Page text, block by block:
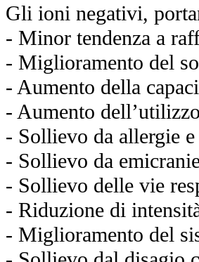
Gli ioni negativi,
- Minor tendenza a
- Miglioramento del
- Aumento della
- Aumento
- Sollievo da allergie
- Sollievo da
- Sollievo delle vie
- Riduzione di
- Miglioramento del